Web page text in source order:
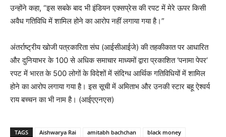
उन्होंने कहा, “इस सबके बाद भी इंडियन एक्सप्रेस की रपट में मेरे ऊपर किसी
अवैध गतिविधि में शामिल होने का आरोप नहीं लगाया गया है।”
अंतर्राष्ट्रीय खोजी पत्रकारिता संघ (आईसीआईजे) की तहकीकात पर आधारित
और दुनियाभर के 100 से अधिक समाचार माध्यमों द्वारा प्रकाशित ‘पनामा पेपर’
रपट में भारत के 500 लोगों के विदेशों में संदिग्ध आर्थिक गतिविधियों में शामिल
होने का आरोप लगाया गया है। इस सूची में अमिताभ और उनकी स्टार बहू ऐश्वर्य
राय बच्चन का भी नाम है। (आईएएनएस)
TAGS Aishwarya Rai amitabh bachchan
black money